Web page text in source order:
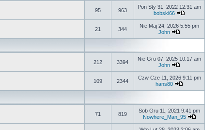
95 963
Pon Sty 31, 2022 12:31 am
bobski66
21 344
Nie Maj 24, 2026 5:55 pm
John
212 3394
Nie Gru 07, 2025 10:17 am
John
109 2344
Czw Cze 11, 2026 9:11 pm
hans80
71 819
Sob Gru 11, 2021 9:41 pm
Nowhere_Man_95